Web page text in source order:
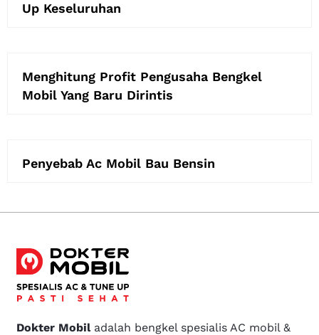
Up Keseluruhan
Menghitung Profit Pengusaha Bengkel
Mobil Yang Baru Dirintis
Penyebab Ac Mobil Bau Bensin
Dokter Mobiladalah bengkel spesialis AC mobil &